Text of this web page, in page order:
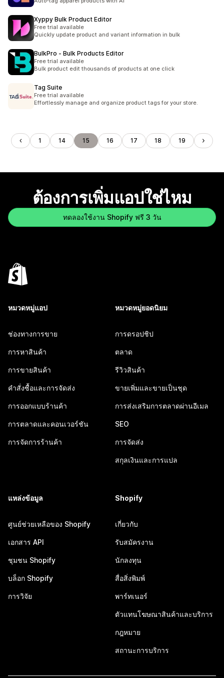
Xyppy Bulk Product Editor
Free trial available
Quickly update product and variant information in bulk
BulkPro ‑ Bulk Products Editor
Free trial available
Bulk product edit thousands of products at one click
Tag Suite
Free trial available
Effortlessly manage and organize product tags for your store.
1 14 15 16 17 18 19
ต้องการเพิ่มแอปใช่ไหม
ทดลองใช้งาน Shopify ฟรี 3 วัน
หมวดหมู่แอป
ช่องทางการขาย
การหาสินค้า
การขายสินค้า
คำสั่งซื้อและการจัดส่ง
การออกแบบร้านค้า
การตลาดและคอนเวอร์ชัน
การจัดการร้านค้า
หมวดหมู่ยอดนิยม
การดรอปชิป
ตลาด
รีวิวสินค้า
ขายเพิ่มและขายเป็นชุด
การส่งเสริมการตลาดผ่านอีเมล
SEO
การจัดส่ง
สกุลเงินและการแปล
แหล่งข้อมูล
ศูนย์ช่วยเหลือของ Shopify
เอกสาร API
ชุมชน Shopify
บล็อก Shopify
การวิจัย
Shopify
เกี่ยวกับ
รับสมัครงาน
นักลงทุน
สื่อสิ่งพิมพ์
พาร์ทเนอร์
ตัวแทนโฆษณาสินค้าและบริการ
กฎหมาย
สถานะการบริการ